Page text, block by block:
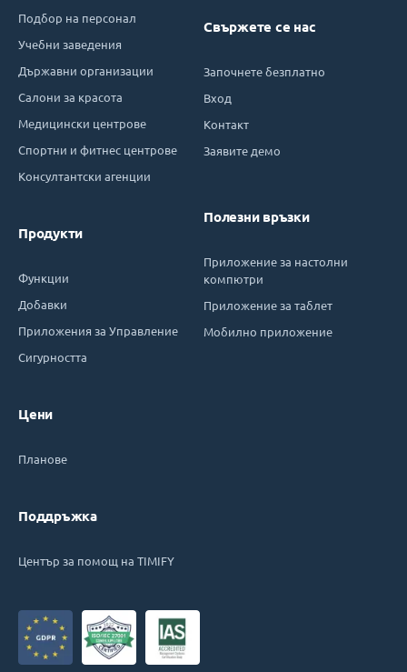
Подбор на персонал
Учебни заведения
Държавни организации
Салони за красота
Медицински центрове
Спортни и фитнес центрове
Консултантски агенции
Продукти
Функции
Добавки
Приложения за Управление
Сигурността
Цени
Планове
Поддръжка
Център за помощ на TIMIFY
Свържете се нас
Започнете безплатно
Вход
Контакт
Заявите демо
Полезни връзки
Приложение за настолни
компютри
Приложение за таблет
Мобилно приложение